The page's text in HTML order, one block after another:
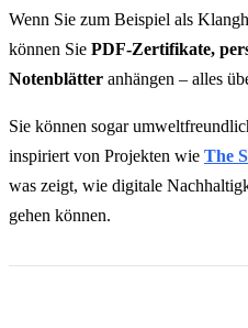
Wenn Sie zum Beispiel als
können Sie PDF-Zertifikate,
Notenblätter anhängen – alles
Sie können sogar
inspiriert von Projekten wie The
was zeigt, wie digitale
gehen können.